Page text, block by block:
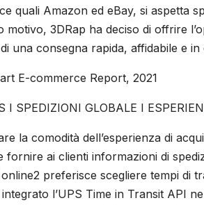
quali Amazon ed eBay, si aspetta
motivo, 3DRap ha deciso di offrire
una consegna rapida, affidabile e
E-commerce Report, 2021
I SPEDIZIONI GLOBALE I
la comodità dell’esperienza di
fornire ai clienti informazioni di
preferisce scegliere tempi di
integrato l’UPS Time in Transit API